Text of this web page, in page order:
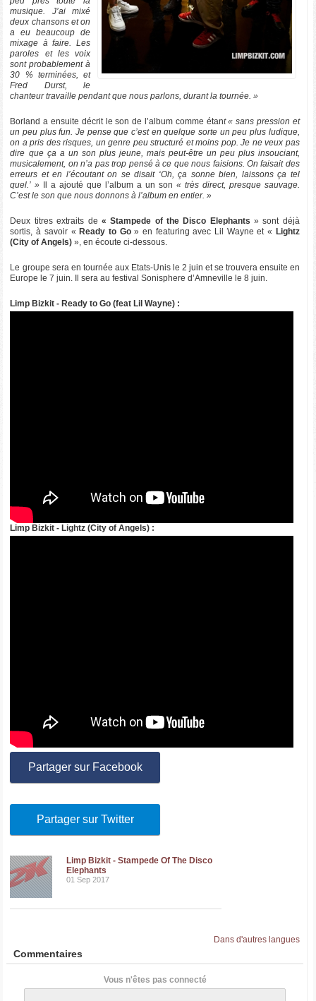
musique. J’ai mixé
deux chansons et on
a eu beaucoup de
mixage à faire. Les
paroles et les voix
sont probablement à
30 % terminées, et
Fred Durst, le
chanteur travaille pendant que nous parlons, durant la tournée. »
Borland a ensuite décrit le son de l’album comme étant « sans pression et
un peu plus fun. Je pense que c’est en quelque sorte un peu plus ludique,
on a pris des risques, un genre peu structuré et moins pop. Je ne veux pas
dire que ça a un son plus jeune, mais peut-être un peu plus insouciant,
musicalement, on n’a pas trop pensé à ce que nous faisions. On faisait des
erreurs et en l’écoutant on se disait ‘Oh, ça sonne bien, laissons ça tel
quel.’ »Il a ajouté que l’album a un son « très direct, presque sauvage.
C’est le son que nous donnons à l’album en entier. »
Deux titres extraits de « Stampede of the Disco Elephants » sont déjà
sortis, à savoir « Ready to Go» en featuring avec Lil Wayne et « Lightz
(City of Angels) », en écoute ci-dessous.
Le groupe sera en tournée aux Etats-Unis le 2 juin et se trouvera ensuite en
Europe le 7 juin. Il sera au festival Sonisphere d’Amneville le 8 juin.
Limp Bizkit - Ready to Go (feat Lil Wayne) :
Limp Bizkit - Lightz (City of Angels) :
Partager sur Facebook
Partager sur Twitter
Limp Bizkit - Stampede Of The Disco
Elephants
01 Sep 2017
Dans d'autres langues
Commentaires
Vous n'êtes pas connecté